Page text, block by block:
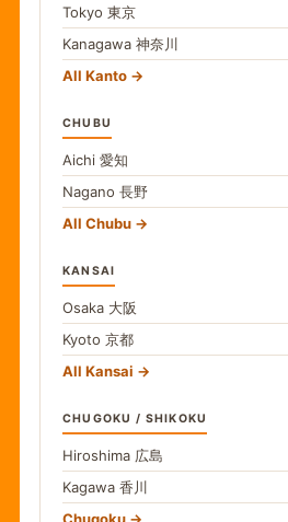
Tokyo 東京
Kanagawa 神奈川
All Kanto
CHUBU
Aichi 愛知
Nagano 長野
All Chubu
KANSAI
Osaka 大阪
Kyoto 京都
All Kansai
CHUGOKU / SHIKOKU
Hiroshima 広島
Kagawa 香川